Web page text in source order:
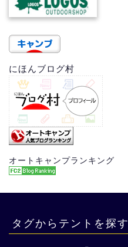
にほんブログ村
オートキャンプランキング
タグからテントを探す